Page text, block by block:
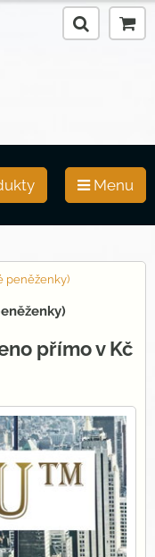
Menu
peněženky)
přímo v Kč